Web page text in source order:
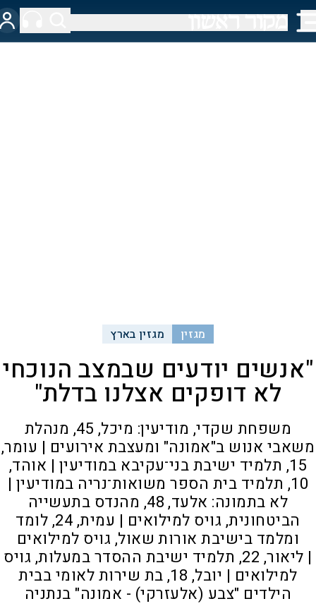
מגזין מגזין בארץ
"אנשים יודעים שבמצב הנוכחי
לא דופקים אצלנו בדלת"
משפחת שקדי, מודיעין: מיכל, 45, מנהלת
משאבי אנוש ב"אמונה" ומעצבת אירועים | עומר,
15, תלמיד ישיבת בני־עקיבא במודיעין | אוהד,
10, תלמיד בית הספר משואות־נריה במודיעין |
לא בתמונה: אלעד, 48, מהנדס בתעשייה
הביטחונית, גויס למילואים | עמית, 24, לומד
ומלמד בישיבת אורות שאול, גויס למילואים
| ליאור, 22, תלמיד ישיבת ההסדר במעלות, גויס
למילואים | יובל, 18, בת שירות לאומי בבית
הילדים "צבע (אלעזרקי) - אמונה" בנתניה